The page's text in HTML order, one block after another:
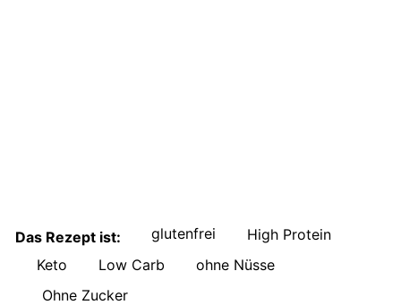
Das Rezept ist: glutenfrei
High Protein
Keto
Low Carb
ohne Nüsse
Ohne Zucker